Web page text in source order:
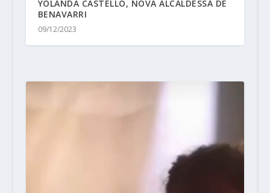
YOLANDA CASTELLÓ, NOVA ALCALDESSA DE
BENAVARRI
09/12/2023